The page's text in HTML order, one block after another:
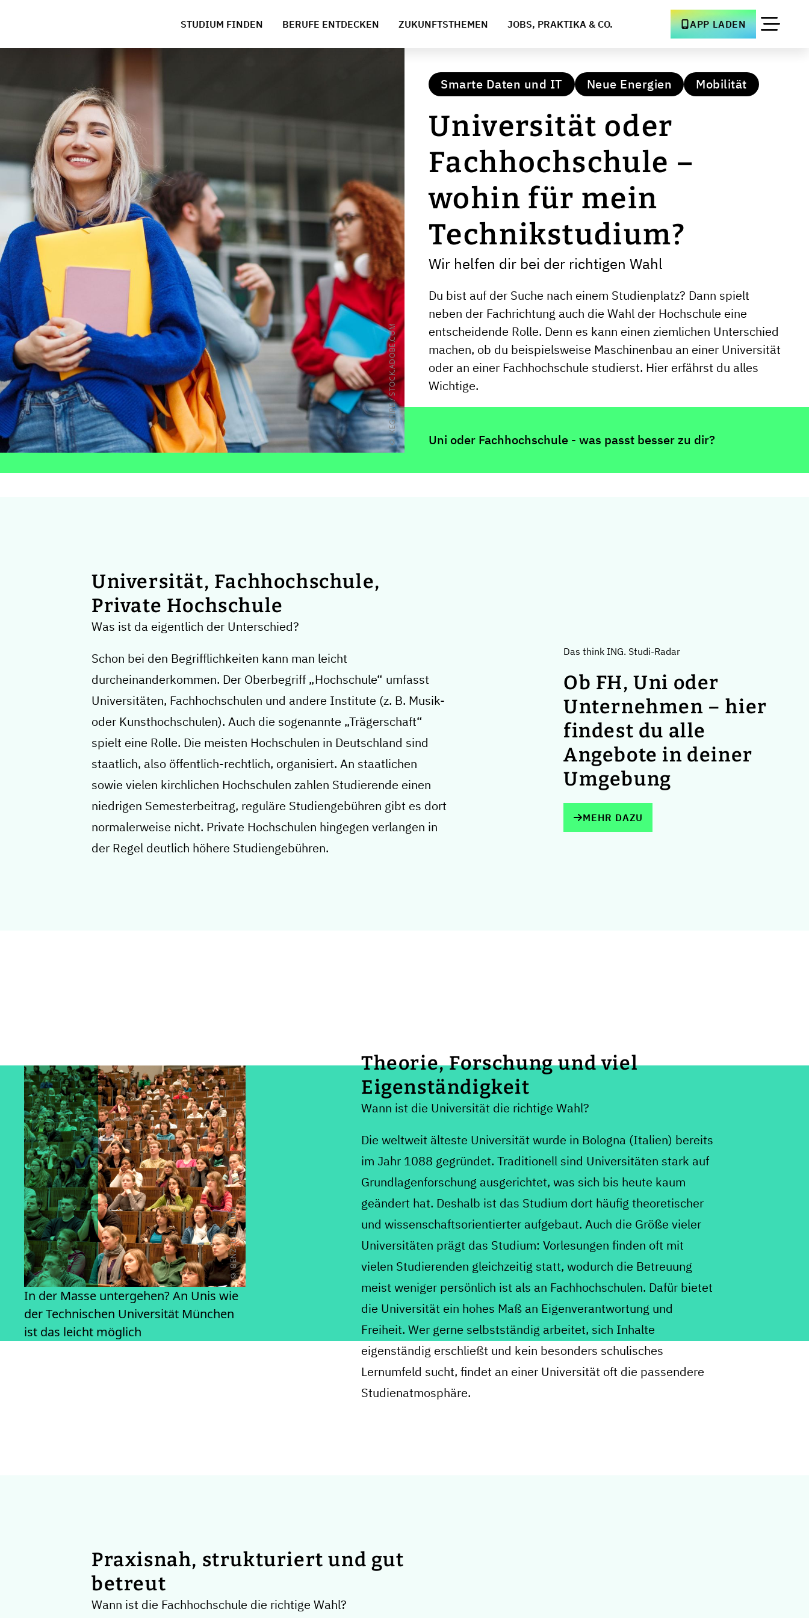
STUDIUM FINDEN BERUFE ENTDECKEN ZUKUNFTSTHEMEN JOBS, PRAKTIKA & CO. APP LADEN
© KEGFIRE / STOCK.ADOBE.COM
Smarte Daten und IT Neue Energien Mobilität
Universität oder
Fachhochschule –
wohin für mein
Technikstudium?
Wir helfen dir bei der richtigen Wahl
Du bist auf der Suche nach einem Studienplatz? Dann spielt
neben der Fachrichtung auch die Wahl der Hochschule eine
entscheidende Rolle. Denn es kann einen ziemlichen Unterschied
machen, ob du beispielsweise Maschinenbau an einer Universität
oder an einer Fachhochschule studierst. Hier erfährst du alles
Wichtige.
Uni oder Fachhochschule - was passt besser zu dir?
Universität, Fachhochschule,
Private Hochschule
Was ist da eigentlich der Unterschied?
Schon bei den Begrifflichkeiten kann man leicht
durcheinanderkommen. Der Oberbegriff „Hochschule“ umfasst
Universitäten, Fachhochschulen und andere Institute (z. B. Musik-
oder Kunsthochschulen). Auch die sogenannte „Trägerschaft“
spielt eine Rolle. Die meisten Hochschulen in Deutschland sind
staatlich, also öffentlich-rechtlich, organisiert. An staatlichen
sowie vielen kirchlichen Hochschulen zahlen Studierende einen
niedrigen Semesterbeitrag, reguläre Studiengebühren gibt es dort
normalerweise nicht. Private Hochschulen hingegen verlangen in
der Regel deutlich höhere Studiengebühren.
Das think ING. Studi-Radar
Ob FH, Uni oder
Unternehmen – hier
findest du alle
Angebote in deiner
Umgebung
MEHR DAZU
© BENZ, ULI / TUM
In der Masse untergehen? An Unis wie
der Technischen Universität München
ist das leicht möglich
Theorie, Forschung und viel
Eigenständigkeit
Wann ist die Universität die richtige Wahl?
Die weltweit älteste Universität wurde in Bologna (Italien) bereits
im Jahr 1088 gegründet. Traditionell sind Universitäten stark auf
Grundlagenforschung ausgerichtet, was sich bis heute kaum
geändert hat. Deshalb ist das Studium dort häufig theoretischer
und wissenschaftsorientierter aufgebaut. Auch die Größe vieler
Universitäten prägt das Studium: Vorlesungen finden oft mit
vielen Studierenden gleichzeitig statt, wodurch die Betreuung
meist weniger persönlich ist als an Fachhochschulen. Dafür bietet
die Universität ein hohes Maß an Eigenverantwortung und
Freiheit. Wer gerne selbstständig arbeitet, sich Inhalte
eigenständig erschließt und kein besonders schulisches
Lernumfeld sucht, findet an einer Universität oft die passendere
Studienatmosphäre.
Praxisnah, strukturiert und gut
betreut
Wann ist die Fachhochschule die richtige Wahl?